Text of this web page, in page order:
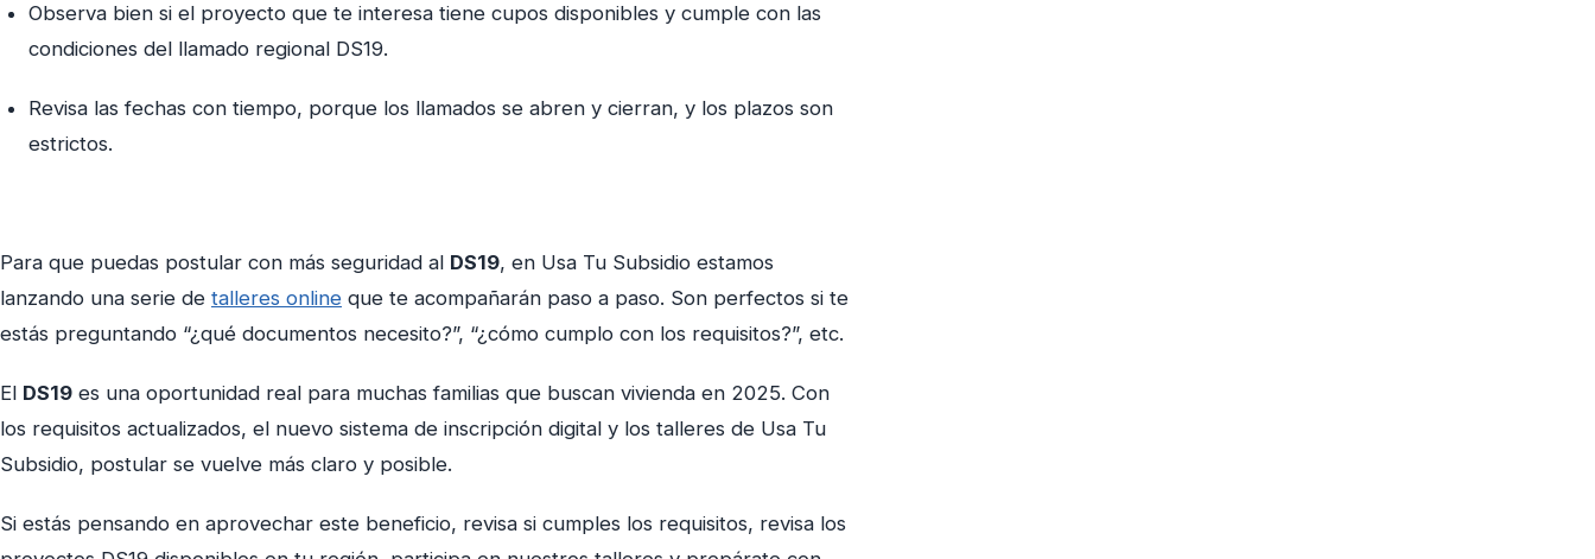
Observa bien si el proyecto que te interesa tiene cupos disponibles y cumple con las
condiciones del llamado regional DS19.
Revisa las fechas con tiempo, porque los llamados se abren y cierran, y los plazos son
estrictos.
Para que puedas postular con más seguridad al DS19, en Usa Tu Subsidio estamos
lanzando una serie de talleres online que te acompañarán paso a paso. Son perfectos si te
estás preguntando “¿qué documentos necesito?”, “¿cómo cumplo con los requisitos?”, etc.
El DS19 es una oportunidad real para muchas familias que buscan vivienda en 2025. Con
los requisitos actualizados, el nuevo sistema de inscripción digital y los talleres de Usa Tu
Subsidio, postular se vuelve más claro y posible.
Si estás pensando en aprovechar este beneficio, revisa si cumples los requisitos, revisa los